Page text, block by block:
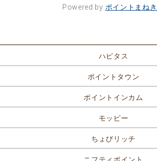
Powered by ポイントまね
ハピタス
ポイントタウン
ポイントインカム
モッピー
ちょびリッチ